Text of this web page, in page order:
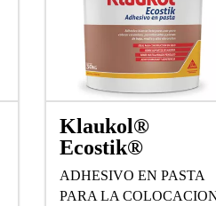
Klaukol®
Ecostik®
ADHESIVO EN PASTA
PARA LA